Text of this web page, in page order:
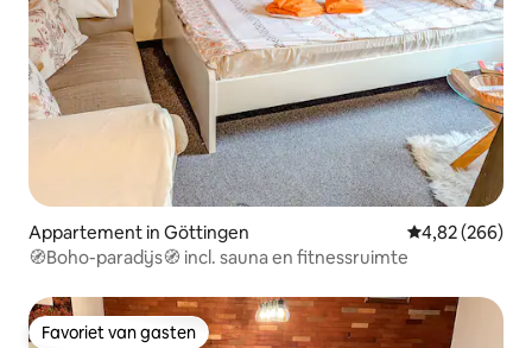
Appartement in Göttingen Gemiddelde
4,82 (266)
🧭Boho-paradijs🧭 incl. sauna en fitnessruimte
Favoriet van gasten
Favoriet van gasten